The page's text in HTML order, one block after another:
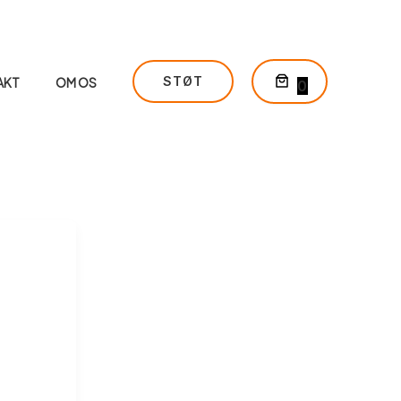
OM OS STØT 0